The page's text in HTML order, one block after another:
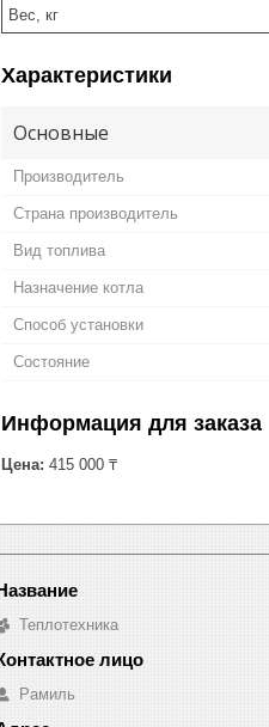
Вес, кг
Характеристики
Основные
Производитель
Страна производитель
Вид топлива
Назначение котла
Способ установки
Состояние
Информация для заказа
Цена: 415 000 ₸
Теплотехника
Рамиль